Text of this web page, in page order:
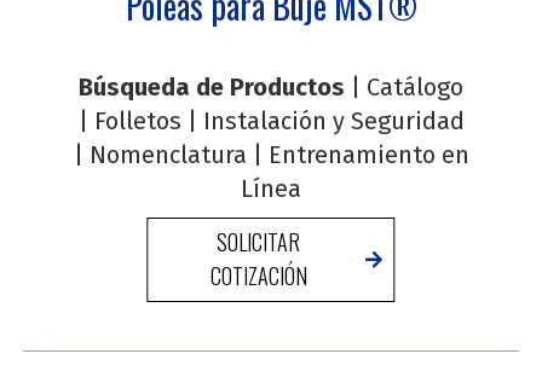
Búsqueda de Productos
Catálogo
Folletos
Instalación y Seguridad
Nomenclatura
Entrenamiento en
Línea
SOLICITAR
COTIZACIÓN